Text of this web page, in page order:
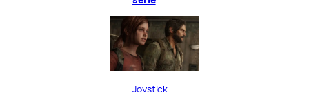
Joystick